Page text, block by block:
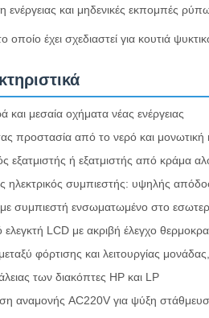
και μηδενικές εκπομπές
έχει σχεδιαστεί για κουτιά
και μεσαία οχήματα νέας ενέργειας
προστασία από το νερό και
εξατμιστής ή εξατμιστής από κράμα
ηλεκτρικός συμπιεστής: υψηλής
συμπιεστή ενσωματωμένο στο
ελεγκτή LCD με ακριβή έλεγχο
φόρτισης και λειτουργίας
των διακόπτες HP και LP
αναμονής AC220V για ψύξη